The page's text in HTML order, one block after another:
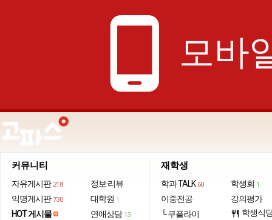
phone_android 모바
커뮤니티
자유게시판 218
익명게시판 730
HOT 게시물
정보·리뷰
대학원 1
연애상담 13
재학생
학과 TALK 60
이중전공
└ 쿠플라이
학생회 1
강의평가
restaurant 학생식